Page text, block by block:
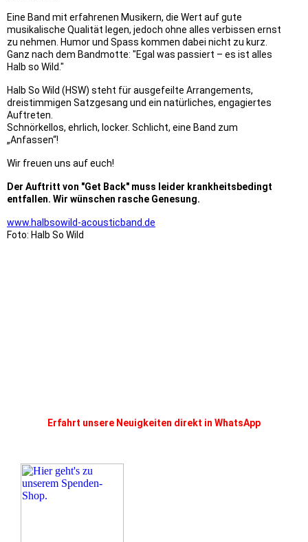
Eine Band mit erfahrenen Musikern, die Wert auf gute
musikalische Qualität legen, jedoch ohne alles verbissen ernst
zu nehmen. Humor und Spass kommen dabei nicht zu kurz.
Ganz nach dem Bandmotte: "Egal was passiert – es ist alles
Halb so Wild."
Halb So Wild (HSW) steht für ausgefeilte Arrangements,
dreistimmigen Satzgesang und ein natürliches, engagiertes
Auftreten.
Schnörkellos, ehrlich, locker. Schlicht, eine Band zum
„Anfassen“!
Wir freuen uns auf euch!
Der Auftritt von "Get Back" muss leider krankheitsbedingt
entfallen. Wir wünschen rasche Genesung.
www.halbsowild-acousticband.de
Foto: Halb So Wild
Erfahrt unsere Neuigkeiten direkt in WhatsApp